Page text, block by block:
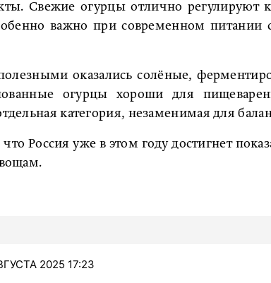
Свежие огурцы отлично регулируют
важно при современном питании
оказались солёные,
огурцы хороши для
категория, незаменимая для
что Россия уже в этом году достигнет
2025 17:23